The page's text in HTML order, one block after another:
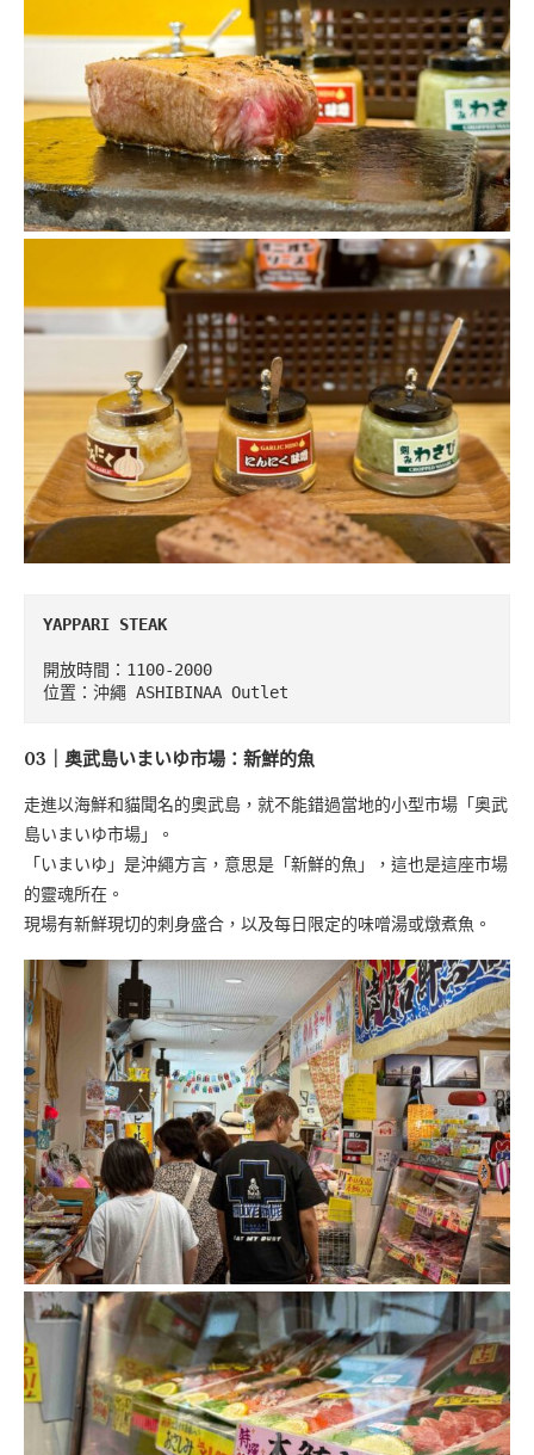
YAPPARI STEAK
開放時間：1100-2000
位置：沖繩 ASHIBINAA Outlet
03｜奥武島いまいゆ市場：新鮮的魚
走進以海鮮和貓聞名的奧武島，就不能錯過當地的小型市場「奥武
島いまいゆ市場」。
「いまいゆ」是沖繩方言，意思是「新鮮的魚」，這也是這座市場
的靈魂所在。
現場有新鮮現切的刺身盛合，以及每日限定的味噌湯或燉煮魚。